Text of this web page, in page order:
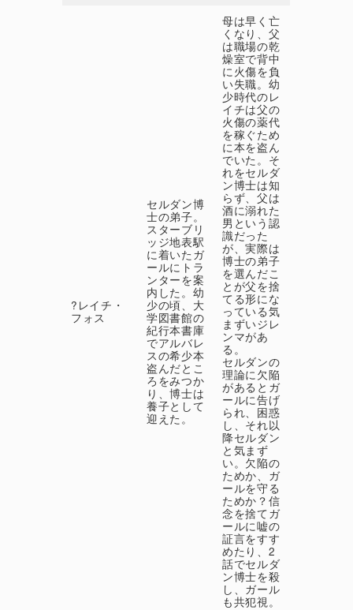
?レイチ・
フォス
セルダン博
士の弟子。
スターブリ
ッジ地表駅
に着いたガ
ールにトラ
ンターを案
内した。幼
少の頃、大
学図書館の
紀行本書庫
でアルバレ
スの希少本
盗んだとこ
ろをみつか
り、博士は
養子として
迎えた。
母は早く亡
くなり、父
は職場の乾
燥室で背中
に火傷を負
い失職。幼
少時代のレ
イチは父の
火傷の薬代
を稼ぐため
に本を盗ん
でいた。そ
れをセルダ
ン博士は知
らず、父は
酒に溺れた
男という認
識だった
が、実際は
博士の弟子
を選んだこ
とが父を捨
てる形にな
っている気
まずいジレ
ンマがあ
る。
セルダンの
理論に欠陥
があるとガ
ールに告げ
られ、困惑
し、それ以
降セルダン
と気まず
い。欠陥の
ためか、ガ
ールを守る
ためか？信
念を捨てガ
ールに嘘の
証言をすす
めたり、2
話でセルダ
ン博士を殺
し、ガール
も共犯視。